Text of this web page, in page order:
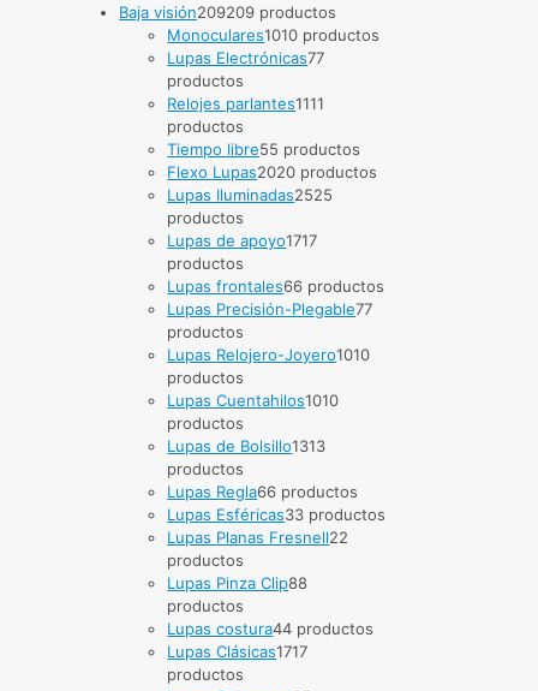
Baja visión209209 productos
Monoculares1010 productos
Lupas Electrónicas77
productos
Relojes parlantes1111
productos
Tiempo libre55 productos
Flexo Lupas2020 productos
Lupas Iluminadas2525
productos
Lupas de apoyo1717
productos
Lupas frontales66 productos
Lupas Precisión-Plegable77
productos
Lupas Relojero-Joyero1010
productos
Lupas Cuentahilos1010
productos
Lupas de Bolsillo1313
productos
Lupas Regla66 productos
Lupas Esféricas33 productos
Lupas Planas Fresnell22
productos
Lupas Pinza Clip88
productos
Lupas costura44 productos
Lupas Clásicas1717
productos